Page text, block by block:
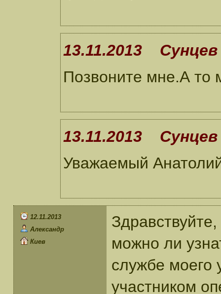
13.11.2013
Позвоните мне.А то
13.11.2013
Уважаемый
12.11.2013
Александр
Киев
можно ли
службе моего
участником